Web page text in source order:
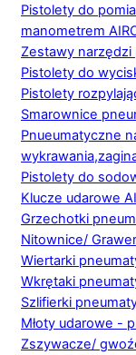
Pistolety do
manometrem
Zestawy narzędzi
Pistolety do
Pistolety
Smarownice
Pnueumatyczne
Pistolety do
Klucze udarowe
Grzechotki
Nitownice/
Wiertarki
Wkrętaki
Szlifierki
Młoty udarowe -
Zszywacze/